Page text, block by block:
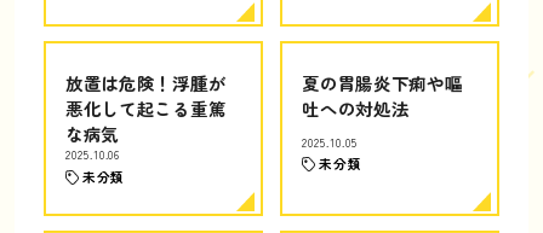
放置は危険！浮腫が
悪化して起こる重篤
な病気
2025.10.06
未分類
夏の胃腸炎下痢や嘔
吐への対処法
2025.10.05
未分類